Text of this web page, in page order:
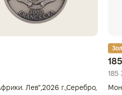
Лев",2026 г.,Серебро,
185